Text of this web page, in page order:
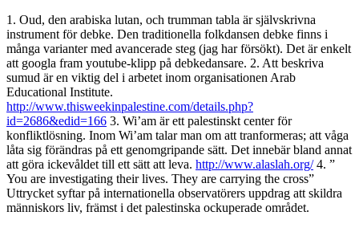
1. Oud, den arabiska lutan, och trumman tabla är självskrivna
instrument för debke. Den traditionella folkdansen debke finns i
många varianter med avancerade steg (jag har försökt). Det är enkelt
att googla fram youtube-klipp på debkedansare. 2. Att beskriva
sumud är en viktig del i arbetet inom organisationen Arab
Educational Institute.
http://www.thisweekinpalestine.com/details.php?
id=2686&edid=166 3. Wi’am är ett palestinskt center för
konfliktlösning. Inom Wi’am talar man om att tranformeras; att våga
låta sig förändras på ett genomgripande sätt. Det innebär bland annat
att göra ickevåldet till ett sätt att leva. http://www.alaslah.org/4. ”
You are investigating their lives. They are carrying the cross”
Uttrycket syftar på internationella observatörers uppdrag att skildra
människors liv, främst i det palestinska ockuperade området.